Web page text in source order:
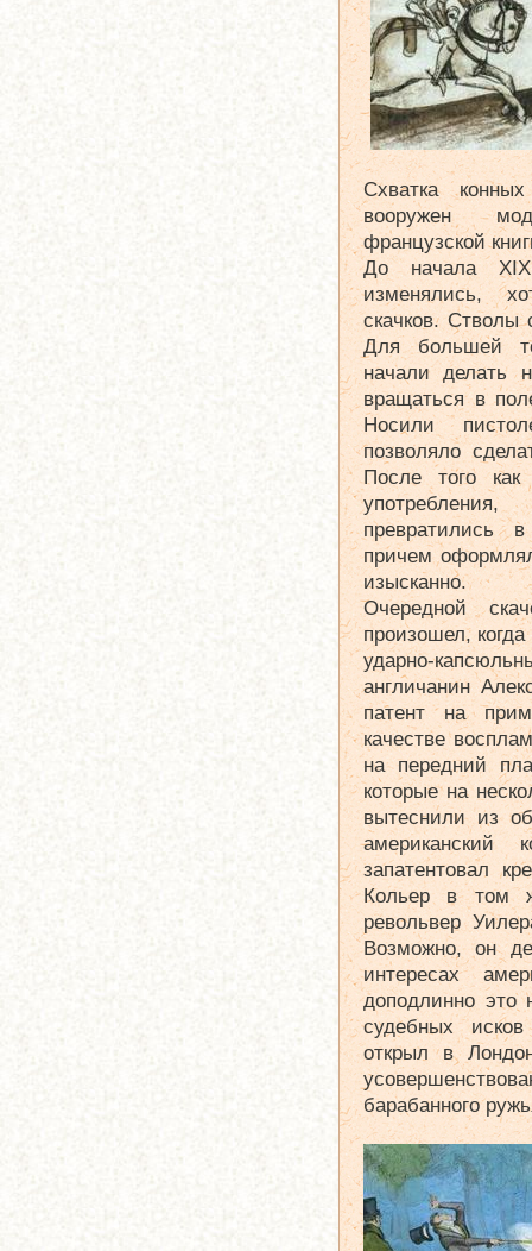
Схватка
вооружен
французской
До начала XIX
изменялись,
скачков. Стволы
Для большей
начали делать
вращаться в
Носили
позволяло
После того
превратились
причем
изысканно.
Очередной
произошел,
ударно-
англичанин
патент на
качестве
на передний
которые на
вытеснили из
американский
запатентовал
Кольер в том
револьвер
Возможно, он
интересах
доподлинно это
судебных
открыл в
барабанного